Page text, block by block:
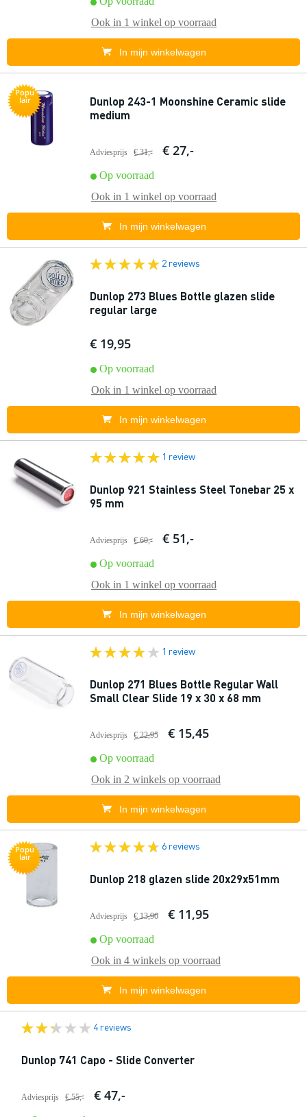
Ook in 1 winkel op voorraad
In mijn winkelwagen
Popu
lair
Dunlop 243-1 Moonshine Ceramic slide
medium
Adviesprijs € 31,- € 27,-
Op voorraad
Ook in 1 winkel op voorraad
In mijn winkelwagen
2 reviews
Dunlop 273 Blues Bottle glazen slide
regular large
€ 19,95
Op voorraad
Ook in 1 winkel op voorraad
In mijn winkelwagen
1 review
Dunlop 921 Stainless Steel Tonebar 25 x
95 mm
Adviesprijs € 60,- € 51,-
Op voorraad
Ook in 1 winkel op voorraad
In mijn winkelwagen
1 review
Dunlop 271 Blues Bottle Regular Wall
Small Clear Slide 19 x 30 x 68 mm
Adviesprijs € 22,95 € 15,45
Op voorraad
Ook in 2 winkels op voorraad
In mijn winkelwagen
Popu
lair
6 reviews
Dunlop 218 glazen slide 20x29x51mm
Adviesprijs € 13,90 € 11,95
Op voorraad
Ook in 4 winkels op voorraad
In mijn winkelwagen
Dunlop 741 Capo - Slide Converter
Adviesprijs